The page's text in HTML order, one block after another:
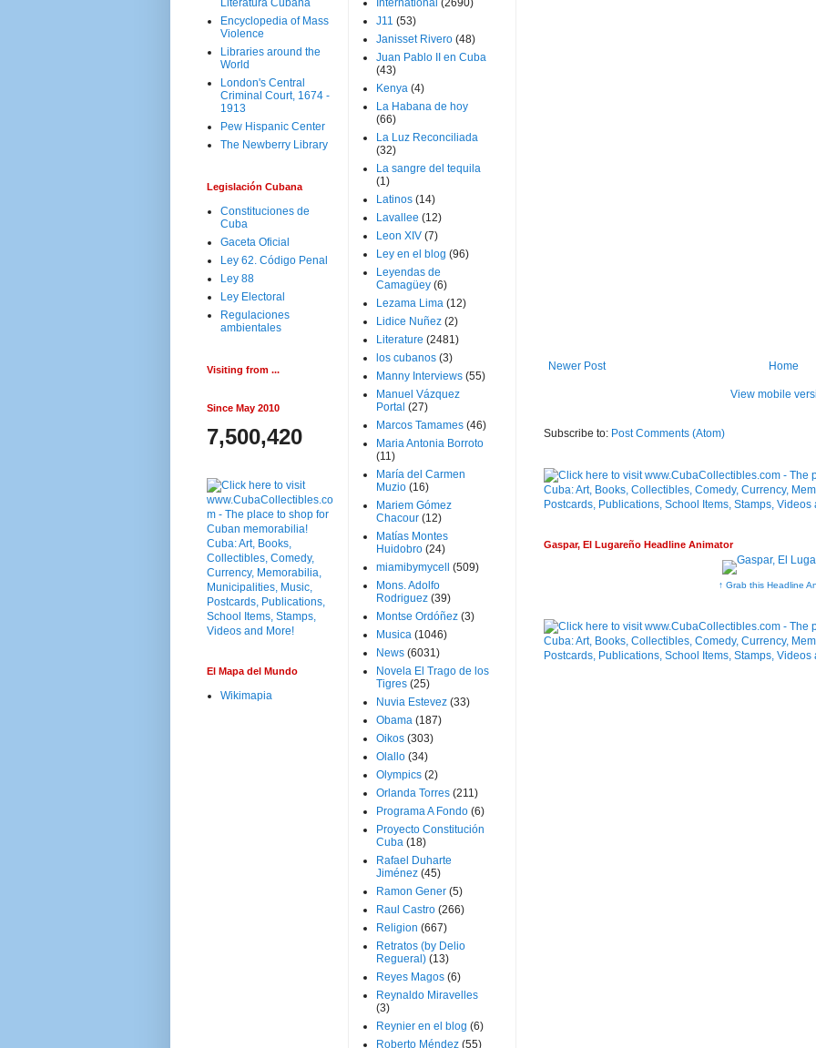
Newer Post Home
View mobile
Subscribe to: Post Comments (Atom)
Gaspar, El Lugareño Headline Animator
↑ Grab this Headline
Literatura Cubana
Encyclopedia of Mass
Violence
Libraries around the
World
London's Central
Criminal Court, 1674 -
1913
Pew Hispanic Center
The Newberry Library
Legislación Cubana
Constituciones de
Cuba
Gaceta Oficial
Ley 62. Código Penal
Ley 88
Ley Electoral
Regulaciones
ambientales
Visiting from ...
Since May 2010
7,500,420
El Mapa del Mundo
Wikimapia
International (2690)
J11 (53)
Janisset Rivero (48)
Juan Pablo II en Cuba
(43)
Kenya (4)
La Habana de hoy
(66)
La Luz Reconciliada
(32)
La sangre del tequila
(1)
Latinos (14)
Lavallee (12)
Leon XIV (7)
Ley en el blog (96)
Leyendas de
Camagüey (6)
Lezama Lima (12)
Lidice Nuñez (2)
Literature (2481)
los cubanos (3)
Manny Interviews (55)
Manuel Vázquez
Portal (27)
Marcos Tamames (46)
Maria Antonia Borroto
(11)
María del Carmen
Muzio (16)
Mariem Gómez
Chacour (12)
Matías Montes
Huidobro (24)
miamibymycell
(509)
Mons. Adolfo
Rodriguez (39)
Montse Ordóñez (3)
Musica (1046)
News (6031)
Novela El Trago de los
Tigres (25)
Nuvia Estevez (33)
Obama (187)
Oikos (303)
Olallo (34)
Olympics (2)
Orlanda Torres (211)
Programa A Fondo (6)
Proyecto Constitución
Cuba (18)
Rafael Duharte
Jiménez (45)
Ramon Gener (5)
Raul Castro (266)
Religion (667)
Retratos (by Delio
Regueral) (13)
Reyes Magos (6)
Reynaldo Miravelles
(3)
Reynier en el blog (6)
Roberto Méndez (55)